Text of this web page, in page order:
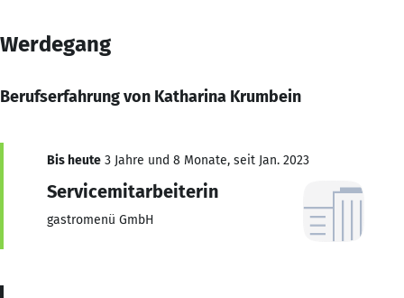
Werdegang
Berufserfahrung von Katharina Krumbein
Bis heute 3 Jahre und 8 Monate, seit Jan. 2023
Servicemitarbeiterin
gastromenü GmbH